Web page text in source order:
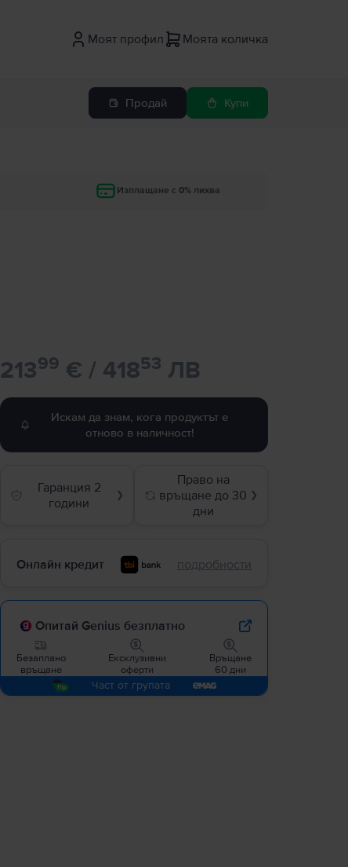
Моят профил Моята количка
Продай Купи
Изплащане с 0% лихва
21399 € / 41853 ЛВ
Искам да знам, кога продуктът е
отново в наличност!
Гаранция 2
години
❯
Право на
връщане до 30
дни
❯
Онлайн кредит подробности
Опитай Genius безплатно
Безаплано
връщане
Ексклузивни
оферти
Връщане
60 дни
Част от групата